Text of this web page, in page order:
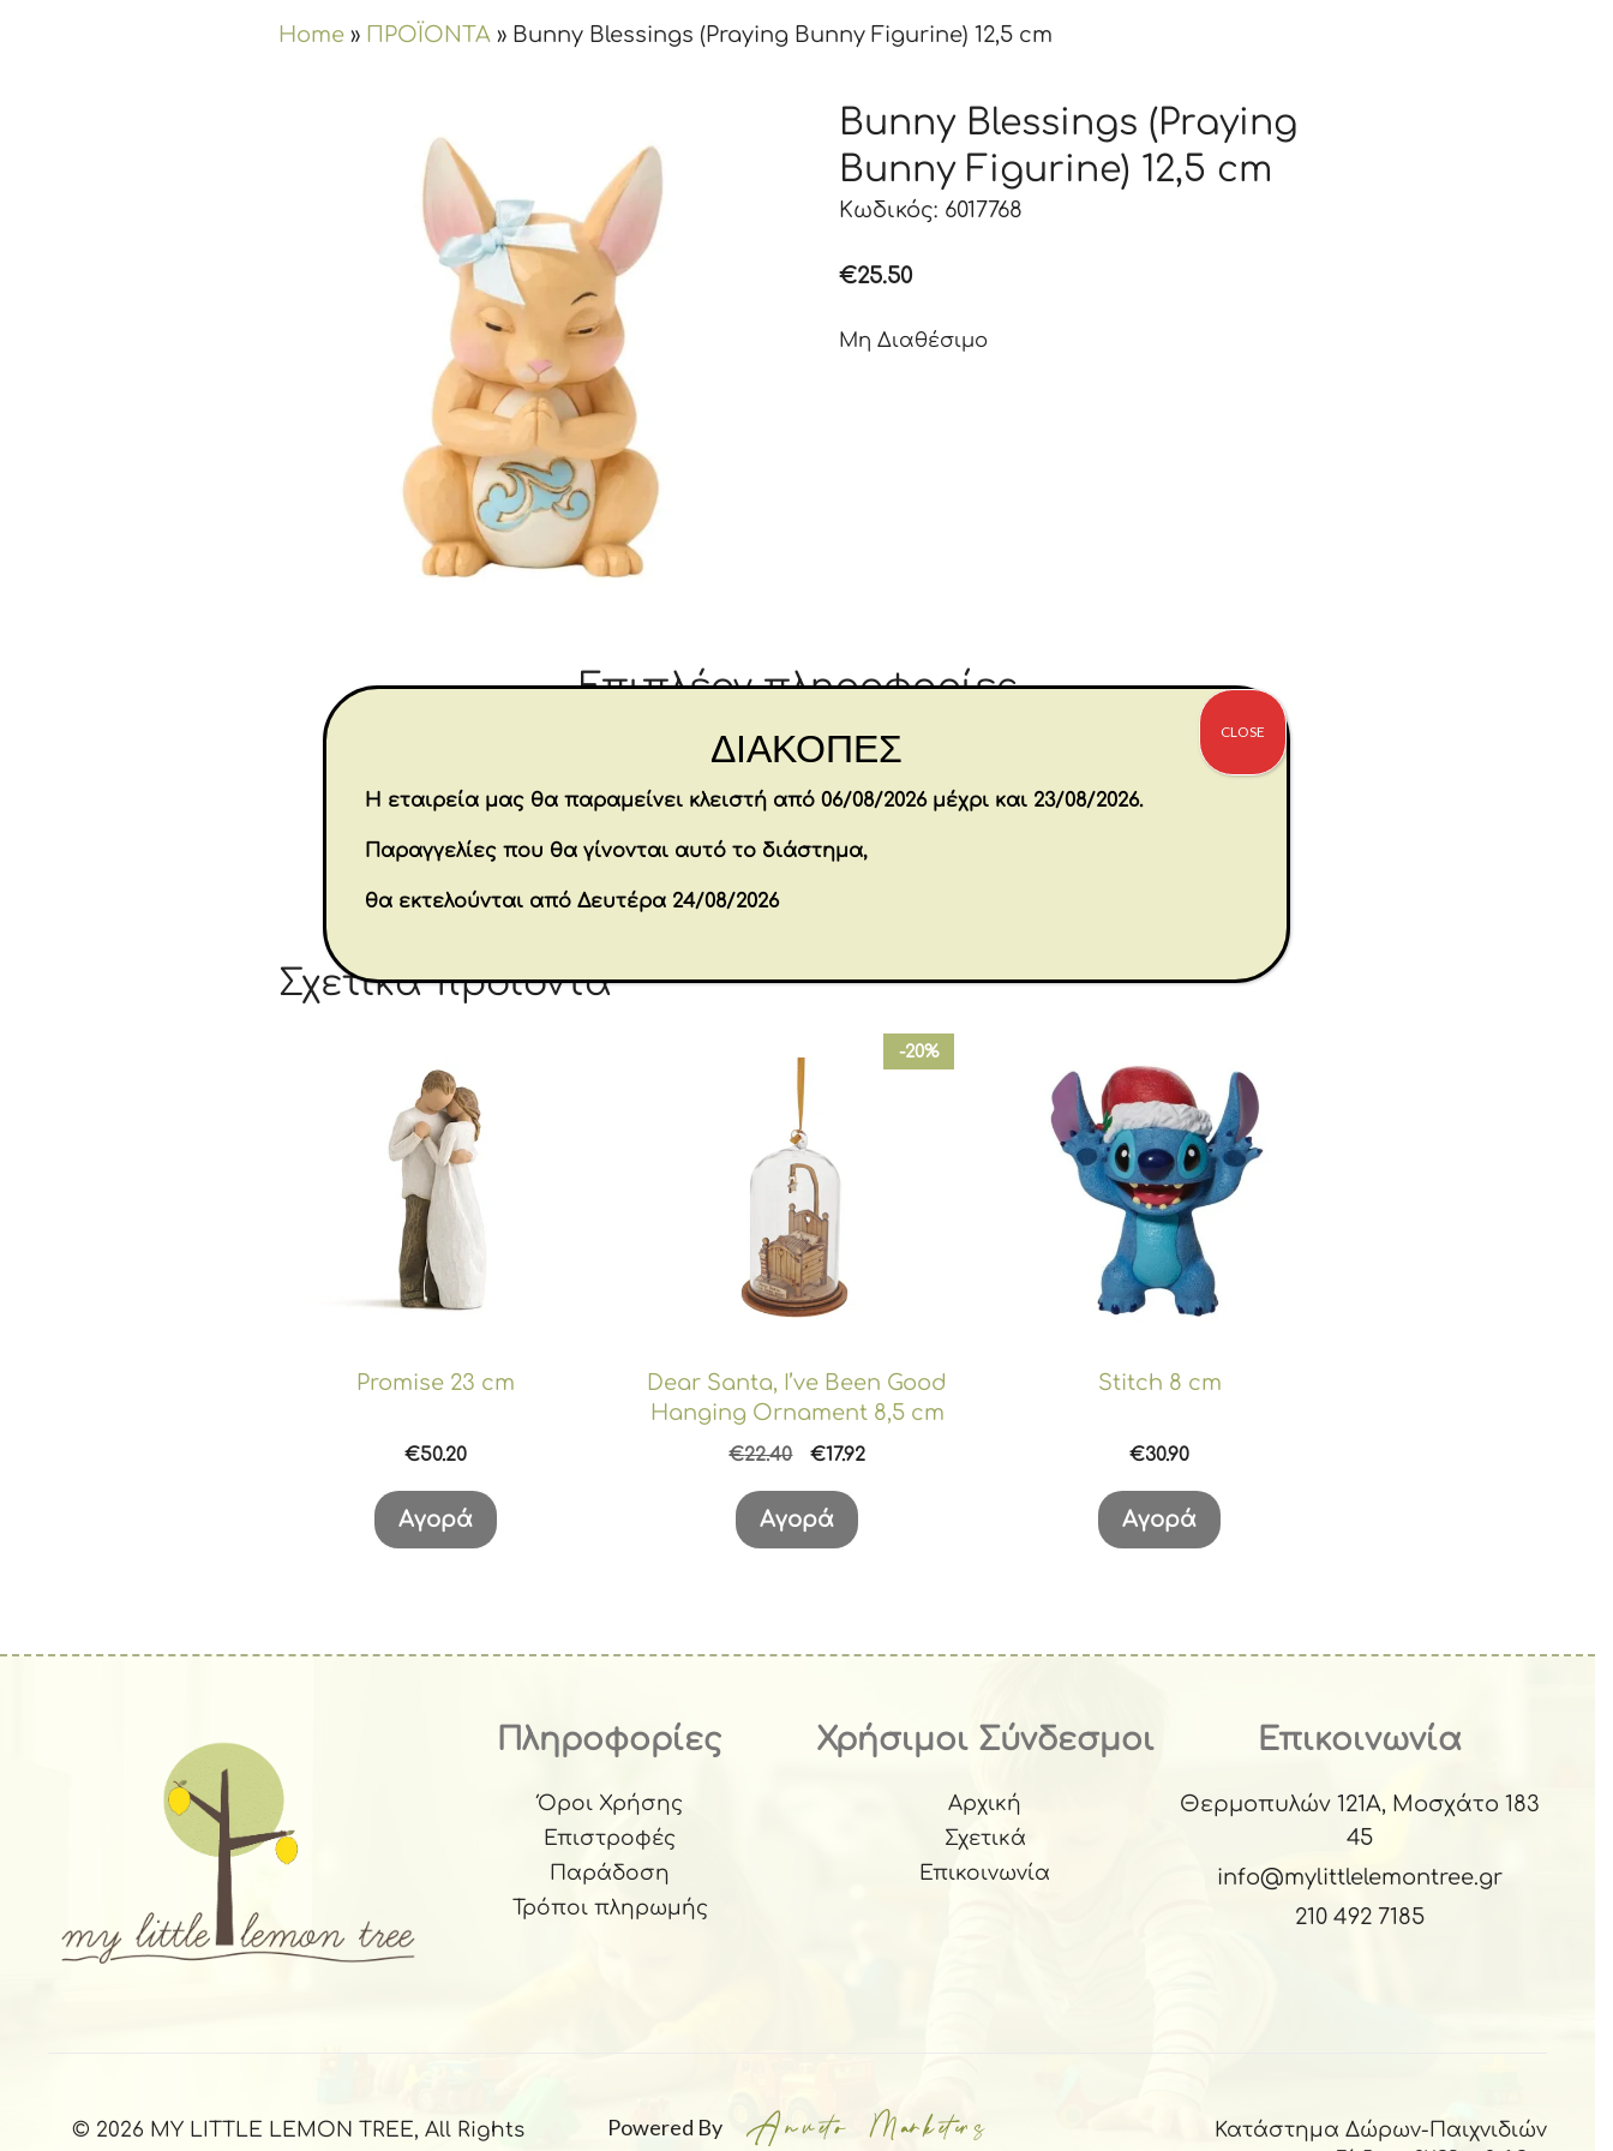
Home » ΠΡΟΪΟΝΤΑ » Bunny Blessings (Praying Bunny Figurine) 12,5 cm
Bunny Blessings (Praying
Bunny Figurine) 12,5 cm
Κωδικός: 6017768
€25.50
Μη Διαθέσιμο
Επιπλέον πληροφορίες
Σχετικά προϊόντα
Promise 23 cm
€50.20
Αγορά
-20%
Dear Santa, I’ve Been Good
Hanging Ornament 8,5 cm
€22.40
Original
was:
€22.40.
€17.92Η
Αγορά
Stitch 8 cm
€30.90
Αγορά
Πληροφορίες
Όροι Χρήσης
Επιστροφές
Παράδοση
Τρόποι πληρωμής
Χρήσιμοι Σύνδεσμοι
Αρχική
Σχετικά
Επικοινωνία
Επικοινωνία
Θερμοπυλών 121Α, Μοσχάτο 183
45
info@mylittlelemontree.gr
210 492 7185
© 2026 MY LITTLE LEMON TREE, All Rights Powered By Κατάστημα Δώρων-Παιχνιδιών
ΔΙΑΚΟΠΕΣ
Η εταιρεία μας θα παραμείνει κλειστή από 06/08/2026 μέχρι και 23/08/2026.
Παραγγελίες που θα γίνονται αυτό το διάστημα,
θα εκτελούνται από Δευτέρα 24/08/2026
CLOSE